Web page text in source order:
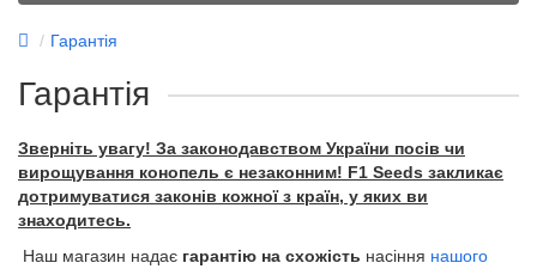
Гарантія
Гарантія
Зверніть увагу! За законодавством України посів чи
вирощування конопель є незаконним! F1 Seeds закликає
дотримуватися законів кожної з країн, у яких ви
знаходитесь.
Наш магазин надає гарантію на схожість насіння нашого